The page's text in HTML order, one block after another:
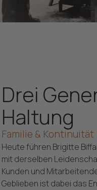
Drei
Haltung
Familie & Kontinuität
Heute führen Brigitte
mit derselben
Kunden und
Geblieben ist dabei das